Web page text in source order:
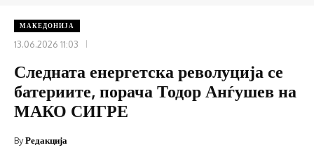
МАКЕДОНИЈА
13.06.2026 11:03
Следната енергетска револуција се
батериите, порача Тодор Анѓушев на
МАКО СИГРЕ
ByРедакција